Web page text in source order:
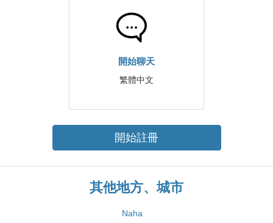
開始聊天
繁體中文
開始註冊
其他地方、城市
Naha